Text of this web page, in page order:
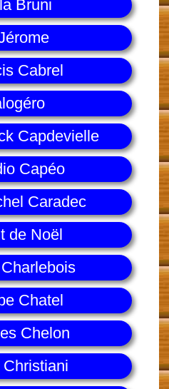
Bruni
Cabrel
Capdevielle
Capéo
Caradec
de Noël
Chatel
Chelon